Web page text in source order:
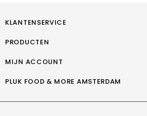
KLANTENSERVICE
PRODUCTEN
MIJN ACCOUNT
PLUK FOOD & MORE AMSTERDAM